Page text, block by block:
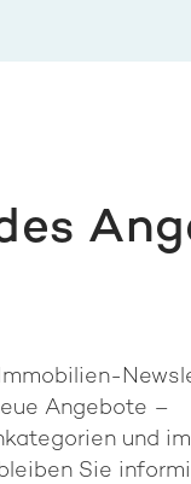
Angebote –
und im
Sie